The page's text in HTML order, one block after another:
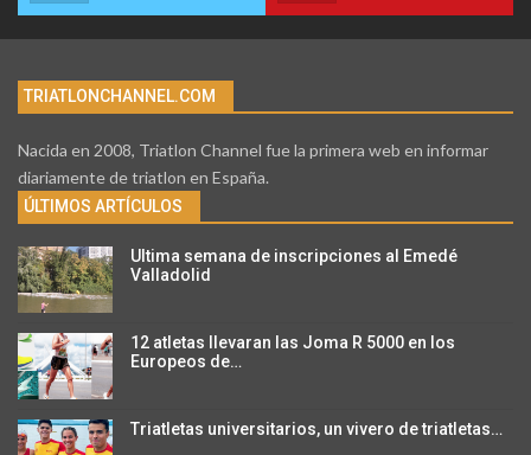
TRIATLONCHANNEL.COM
Nacida en 2008, Triatlon Channel fue la primera web en informar
diariamente de triatlon en España.
ÚLTIMOS ARTÍCULOS
Ultima semana de inscripciones al Emedé
Valladolid
12 atletas llevaran las Joma R 5000 en los
Europeos de…
Triatletas universitarios, un vivero de triatletas…